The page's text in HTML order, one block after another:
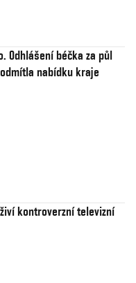
Odhlášení béčka za půl
nabídku kraje
kontroverzní televizní